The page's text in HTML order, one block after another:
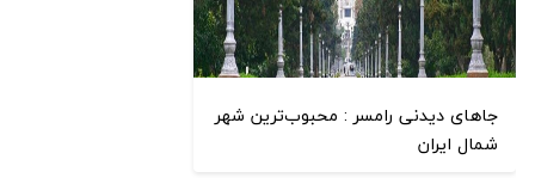
جاهای دیدنی رامسر : محبوب‌ترین شهر
شمال ایران